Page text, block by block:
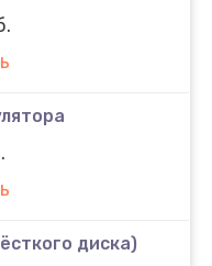
диска)